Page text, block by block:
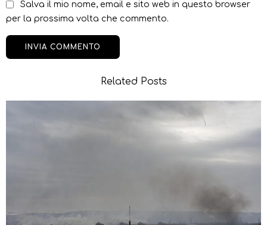
Salva il mio nome, email e sito web in questo browser
per la prossima volta che commento.
Related Posts